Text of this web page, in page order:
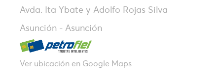
Avda. Ita Ybate y Adolfo Rojas Silva
Asunción - Asunción
Ver ubicación en Google Maps